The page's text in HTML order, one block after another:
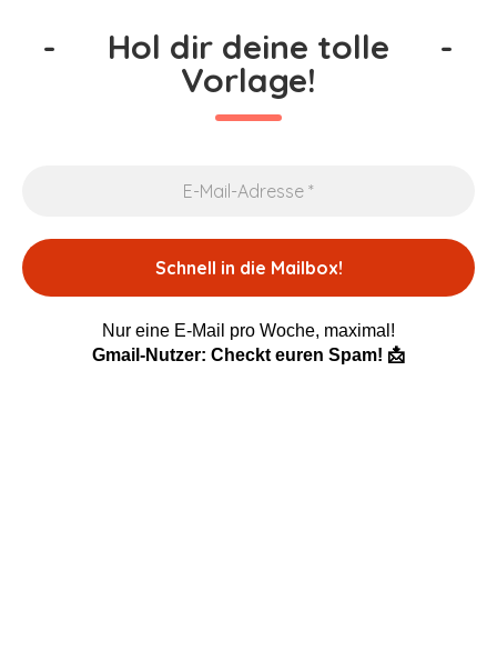
- Hol dir deine tolle
Vorlage!
-
Nur eine E-Mail pro Woche, maximal!
Gmail-Nutzer: Checkt euren Spam! 📩